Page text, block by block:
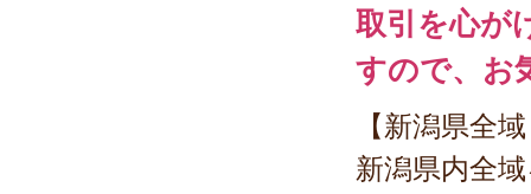
取引を心が
すので、お
【新潟県全
新潟県内全